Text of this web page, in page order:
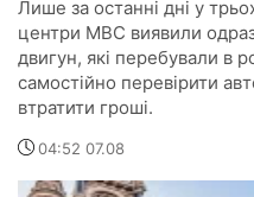
Лише за останні дні у
центри МВС виявили
двигун, які перебували в
самостійно перевірити
втратити гроші.
04:52 07.08